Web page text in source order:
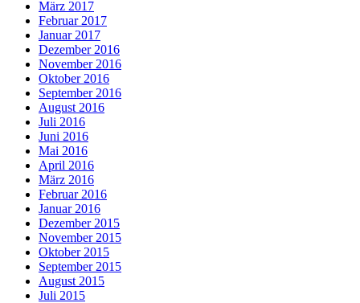
März 2017
Februar 2017
Januar 2017
Dezember 2016
November 2016
Oktober 2016
September 2016
August 2016
Juli 2016
Juni 2016
Mai 2016
April 2016
März 2016
Februar 2016
Januar 2016
Dezember 2015
November 2015
Oktober 2015
September 2015
August 2015
Juli 2015